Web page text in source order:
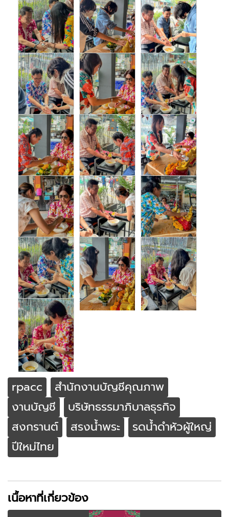
rpacc
สำนักงานบัญชีคุณภาพ
งานบัญชี
บริษัทธรรมาภิบาลธุรกิจ
สงกรานต์
สรงน้ำพระ
รดน้ำดำหัวผู้ใหญ่
ปีใหม่ไทย
เนื้อหาที่เกี่ยวข้อง